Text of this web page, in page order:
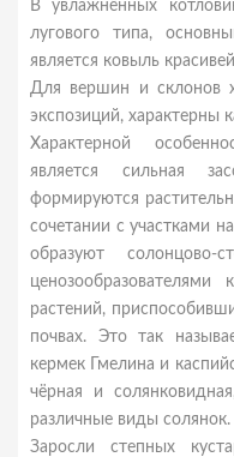
В увлажнённых
лугового типа,
является ковыль
Для вершин и склонов
экспозиций, характерны
Характерной
является сильная
формируются
сочетании с участками
образуют солонцово-
ценозообразователями
растений,
почвах. Это так
кермек Гмелина и
чёрная и
различные виды солянок.
Заросли степных